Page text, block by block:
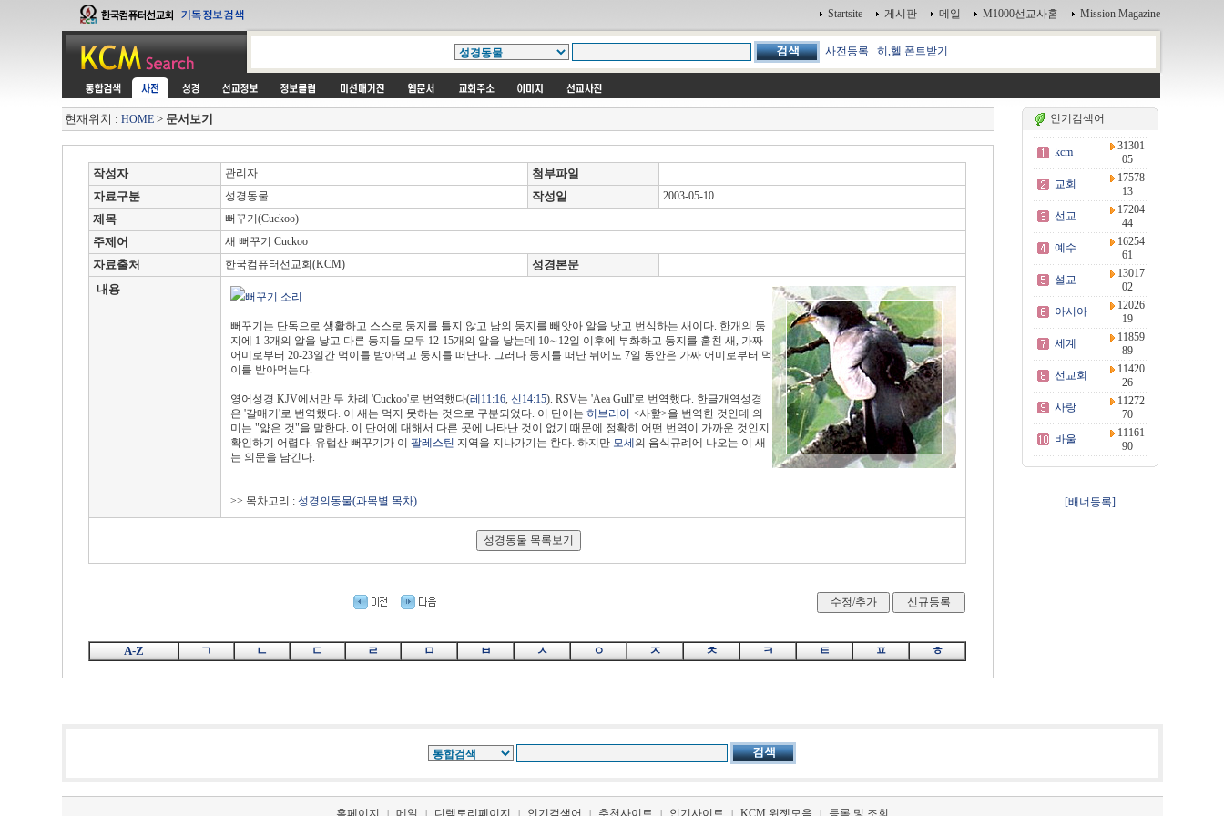
Startsite 게시판 메일 M1000선교사홈 Mission Magazine
사전등록 히,헬 폰트받기
현재위치 : HOME> 문서보기
작성자 관리자
첨부파일
자료구분
성경동물 작성일 2003-05-10
제목 뻐꾸기(Cuckoo)
주제어 새 뻐꾸기 Cuckoo
자료출처 한국컴퓨터선교회(KCM)
성경본문
내용
뻐꾸기 소리
뻐꾸기는 단독으로 생활하고 스스로 둥지를 틀지 않고 남의 둥지를 빼앗아 알을 낫고 번식하는 새이다. 한개의 둥
지에 1-3개의 알을 낳고 다른 둥지들 모두 12-15개의 알을 낳는데 10∼12일 이후에 부화하고 둥지를 훔친 새, 가짜
어미로부터 20-23일간 먹이를 받아먹고 둥지를 떠난다. 그러나 둥지를 떠난 뒤에도 7일 동안은 가짜 어미로부터 먹
이를 받아먹는다.
영어성경 KJV에서만 두 차례 'Cuckoo'로 번역했다(레11:16, 신14:15). RSV는 'Aea Gull'로 번역했다. 한글개역성경
은 '갈매기'로 번역했다. 이 새는 먹지 못하는 것으로 구분되었다. 이 단어는 히브리어 <사핲>을 번역한 것인데 의
미는 "얇은 것"을 말한다. 이 단어에 대해서 다른 곳에 나타난 것이 없기 때문에 정확히 어떤 번역이 가까운 것인지
확인하기 어렵다. 유럽산 뻐꾸기가 이 팔레스틴 지역을 지나가기는 한다. 하지만 모세 의 음식규례에 나오는 이 새
는 의문을 남긴다.
>> 목차고리 : 성경의동물(과목별 목차)
A-Z ㄱ ㄴ ㄷ ㄹ ㅁ ㅂ ㅅ ㅇ ㅈ ㅊ ㅋ ㅌ ㅍ ㅎ
인기검색어
kcm
31301
05
교회
17578
13
선교
17204
44
예수
16254
61
설교
13017
02
아시아
12026
19
세계
11859
89
선교회
11420
26
사랑
11272
70
바울
11161
90
[배너등록]
홈페이지 | 메일 | 디렉토리페이지 | 인기검색어 | 추천사이트 | 인기사이트 | KCM 위젯모음 | 등록 및 조회